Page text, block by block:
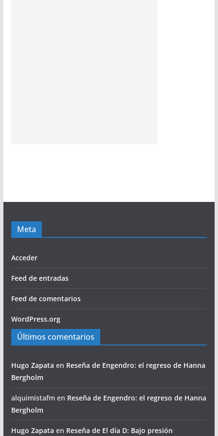
Meta
Acceder
Feed de entradas
Feed de comentarios
WordPress.org
Últimos comentarios
Hugo Zapata en Reseña de Engendro: el regreso de Hanna
Bergholm
alquimistafmen Reseña de Engendro: el regreso de Hanna
Bergholm
Hugo Zapata en Reseña de El día D: Bajo presión